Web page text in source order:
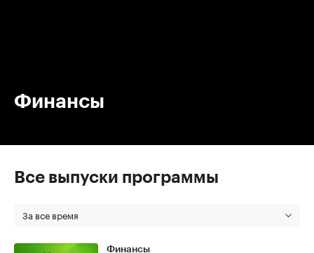
Финансы
Все выпуски программы
За все время
Финансы